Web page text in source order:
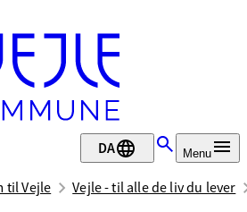
DA Menu
til Vejle Vejle - til alle de liv du lever